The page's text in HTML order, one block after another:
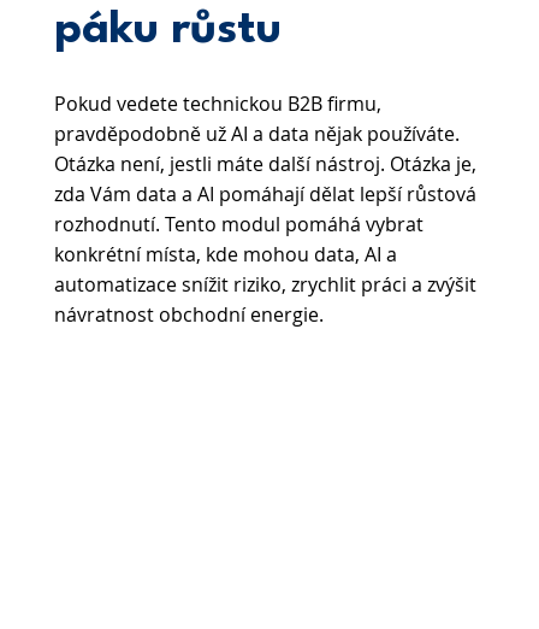
páku růstu
Pokud vedete technickou B2B firmu,
pravděpodobně už AI a data nějak používáte.
Otázka není, jestli máte další nástroj. Otázka je,
zda Vám data a AI pomáhají dělat lepší růstová
rozhodnutí. Tento modul pomáhá vybrat
konkrétní místa, kde mohou data, AI a
automatizace snížit riziko, zrychlit práci a zvýšit
návratnost obchodní energie.